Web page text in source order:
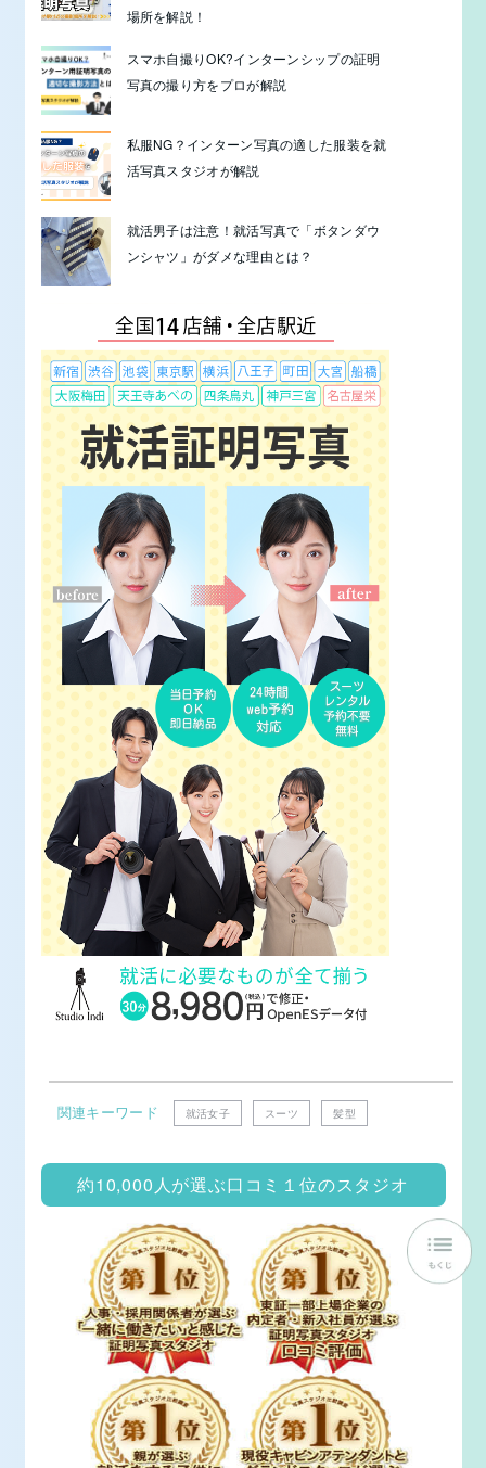
場所を解説！
スマホ自撮りOK?インターンシップの証明
写真の撮り方をプロが解説
私服NG？インターン写真の適した服装を就
活写真スタジオが解説
就活男子は注意！就活写真で「ボタンダウ
ンシャツ」がダメな理由とは？
関連キーワード 就活女子 スーツ 髪型
約10,000人が選ぶ口コミ１位のスタジオ